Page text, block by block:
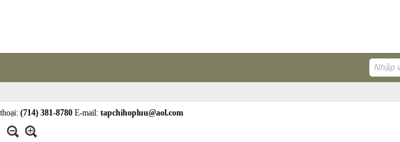
(714) 381-8780 E-mail: tapchihopluu@aol.com